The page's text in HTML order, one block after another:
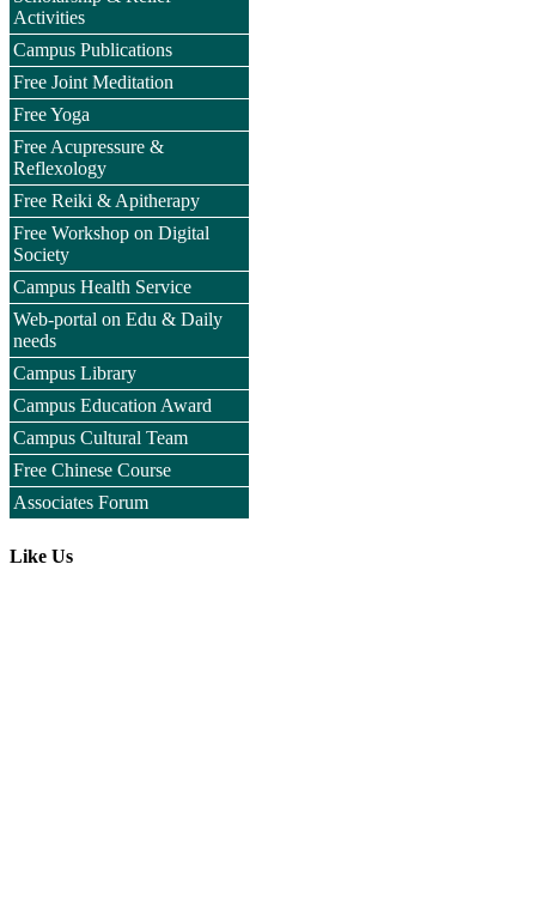
Activities
Campus Publications
Free Joint Meditation
Free Yoga
Free Acupressure &
Reflexology
Free Reiki & Apitherapy
Free Workshop on Digital
Society
Campus Health Service
Web-portal on Edu & Daily
needs
Campus Library
Campus Education Award
Campus Cultural Team
Free Chinese Course
Associates Forum
Like Us